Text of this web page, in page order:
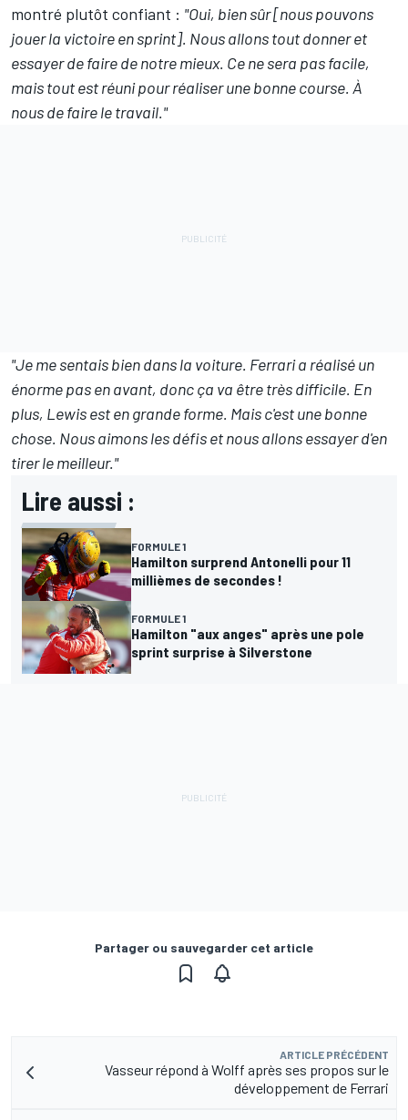
montré plutôt confiant : "Oui, bien sûr [nous pouvons
jouer la victoire en sprint]. Nous allons tout donner et
essayer de faire de notre mieux. Ce ne sera pas facile,
mais tout est réuni pour réaliser une bonne course. À
nous de faire le travail."
"Je me sentais bien dans la voiture. Ferrari a réalisé un
énorme pas en avant, donc ça va être très difficile. En
plus, Lewis est en grande forme. Mais c'est une bonne
chose. Nous aimons les défis et nous allons essayer d'en
tirer le meilleur."
Lire aussi :
FORMULE 1
Hamilton surprend Antonelli pour 11
millièmes de secondes !
FORMULE 1
Hamilton "aux anges" après une pole
sprint surprise à Silverstone
Partager ou sauvegarder cet article
ARTICLE PRÉCÉDENT
Vasseur répond à Wolff après ses propos sur le
développement de Ferrari